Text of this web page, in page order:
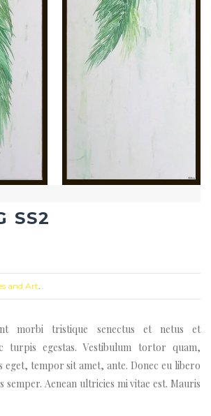
SS2
and Art
morbi tristique senectus et netus et
turpis egestas. Vestibulum tortor quam,
eget, tempor sit amet, ante. Donec eu libero
semper. Aenean ultricies mi vitae est. Mauris